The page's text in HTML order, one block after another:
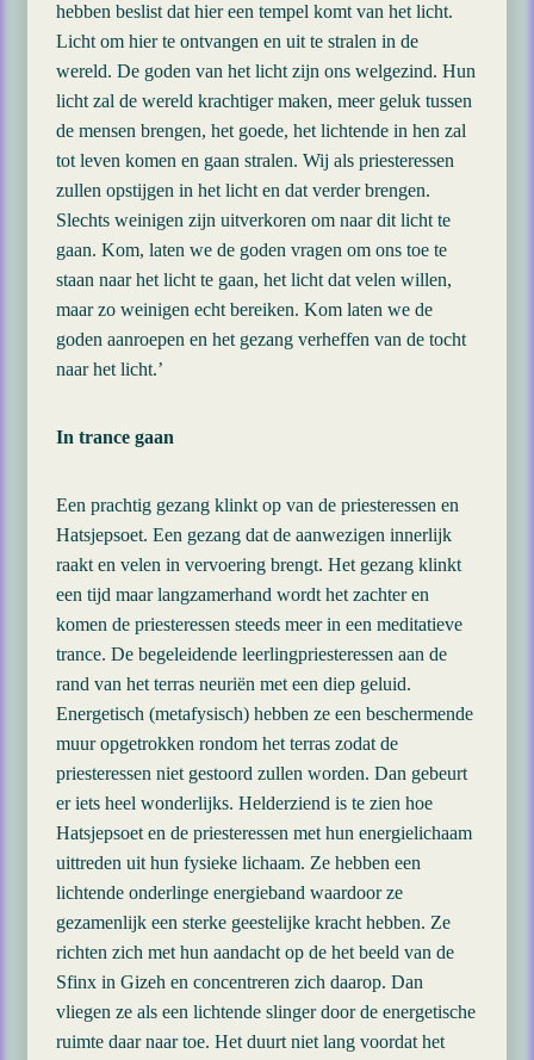
hebben beslist dat hier een tempel komt van het licht.
Licht om hier te ontvangen en uit te stralen in de
wereld. De goden van het licht zijn ons welgezind. Hun
licht zal de wereld krachtiger maken, meer geluk tussen
de mensen brengen, het goede, het lichtende in hen zal
tot leven komen en gaan stralen. Wij als priesteressen
zullen opstijgen in het licht en dat verder brengen.
Slechts weinigen zijn uitverkoren om naar dit licht te
gaan. Kom, laten we de goden vragen om ons toe te
staan naar het licht te gaan, het licht dat velen willen,
maar zo weinigen echt bereiken. Kom laten we de
goden aanroepen en het gezang verheffen van de tocht
naar het licht.’
In trance gaan
Een prachtig gezang klinkt op van de priesteressen en
Hatsjepsoet. Een gezang dat de aanwezigen innerlijk
raakt en velen in vervoering brengt. Het gezang klinkt
een tijd maar langzamerhand wordt het zachter en
komen de priesteressen steeds meer in een meditatieve
trance. De begeleidende leerlingpriesteressen aan de
rand van het terras neuriën met een diep geluid.
Energetisch (metafysisch) hebben ze een beschermende
muur opgetrokken rondom het terras zodat de
priesteressen niet gestoord zullen worden. Dan gebeurt
er iets heel wonderlijks. Helderziend is te zien hoe
Hatsjepsoet en de priesteressen met hun energielichaam
uittreden uit hun fysieke lichaam. Ze hebben een
lichtende onderlinge energieband waardoor ze
gezamenlijk een sterke geestelijke kracht hebben. Ze
richten zich met hun aandacht op de het beeld van de
Sfinx in Gizeh en concentreren zich daarop. Dan
vliegen ze als een lichtende slinger door de energetische
ruimte daar naar toe. Het duurt niet lang voordat het